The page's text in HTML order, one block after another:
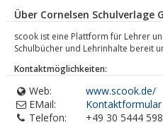
Über Cornelsen Schulverlage
scook ist eine Plattform für Lehrer
Schulbücher und Lehrinhalte bereit
Kontaktmöglichkeiten:
Web:
www.scook.de/
EMail:
Kontaktformular
Telefon:
+49 30 5444